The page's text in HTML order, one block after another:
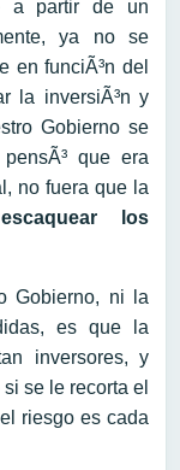
a partir de un
ya no se
en funciÃ³n del
la inversiÃ³n y
Gobierno se
que era
no fuera que la
escaquear los
Gobierno, ni la
es que la
inversores, y
si se le recorta el
riesgo es cada